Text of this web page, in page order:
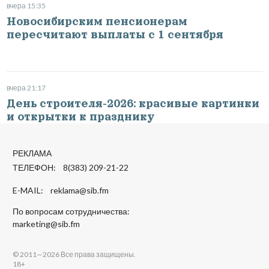
вчера 15:35
Новосибирским пенсионерам
пересчитают выплаты с 1 сентября
вчера 21:17
День строителя-2026: красивые картинки
и открытки к празднику
РЕКЛАМА
ТЕЛЕФОН: 8(383) 209-21-22
E-MAIL: reklama@sib.fm
По вопросам сотрудничества:
marketing@sib.fm
© 2011—2026 Все права защищены.
18+